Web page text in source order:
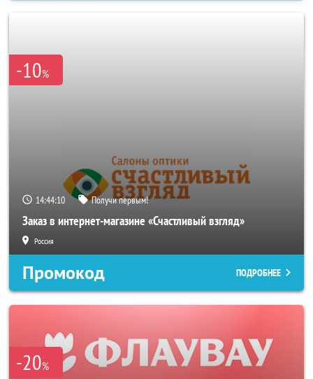
-10%
14:44:08 Получи первым!
Заказ в интернет-магазине «Счастливый взгляд»
Россия
Промокод ПОДРОБНЕЕ
-20%